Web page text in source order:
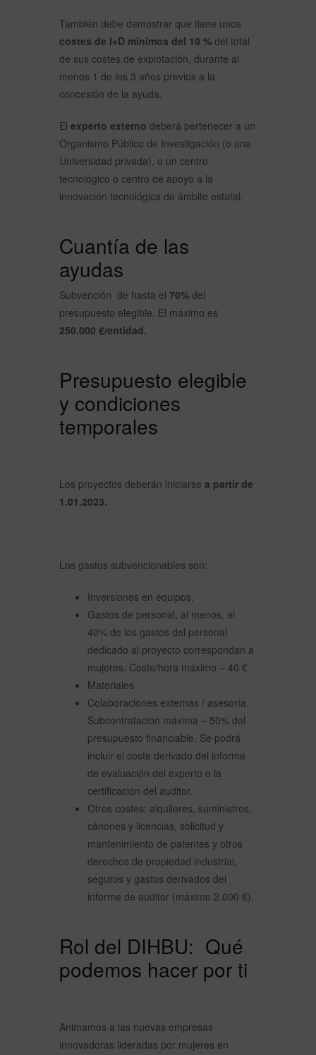
También debe demostrar que tiene unos
costes de I+D mínimos del 10 % del total
de sus costes de explotación, durante al
menos 1 de los 3 años previos a la
concesión de la ayuda.
El experto externo deberá pertenecer a un
Organismo Público de Investigación (o una
Universidad privada), o un centro
tecnológico o centro de apoyo a la
innovación tecnológica de ámbito estatal.
Cuantía de las
ayudas
Subvención de hasta el 70% del
presupuesto elegible. El máximo es
250.000 €/entidad.
Presupuesto elegible
y condiciones
temporales
Los proyectos deberán iniciarse a partir de
1.01.2023.
Los gastos subvencionables son:
Inversiones en equipos.
Gastos de personal, al menos, el
40% de los gastos del personal
dedicado al proyecto correspondan a
mujeres. Coste/hora máximo – 40 €
Materiales
Colaboraciones externas / asesoría.
Subcontratación máxima – 50% del
presupuesto financiable. Se podrá
incluir el coste derivado del informe
de evaluación del experto o la
certificación del auditor.
Otros costes: alquileres, suministros,
cánones y licencias, solicitud y
mantenimiento de patentes y otros
derechos de propiedad industrial,
seguros y gastos derivados del
informe de auditor (máximo 2.000 €).
Rol del DIHBU: Qué
podemos hacer por ti
Animamos a las nuevas empresas
innovadoras lideradas por mujeres en